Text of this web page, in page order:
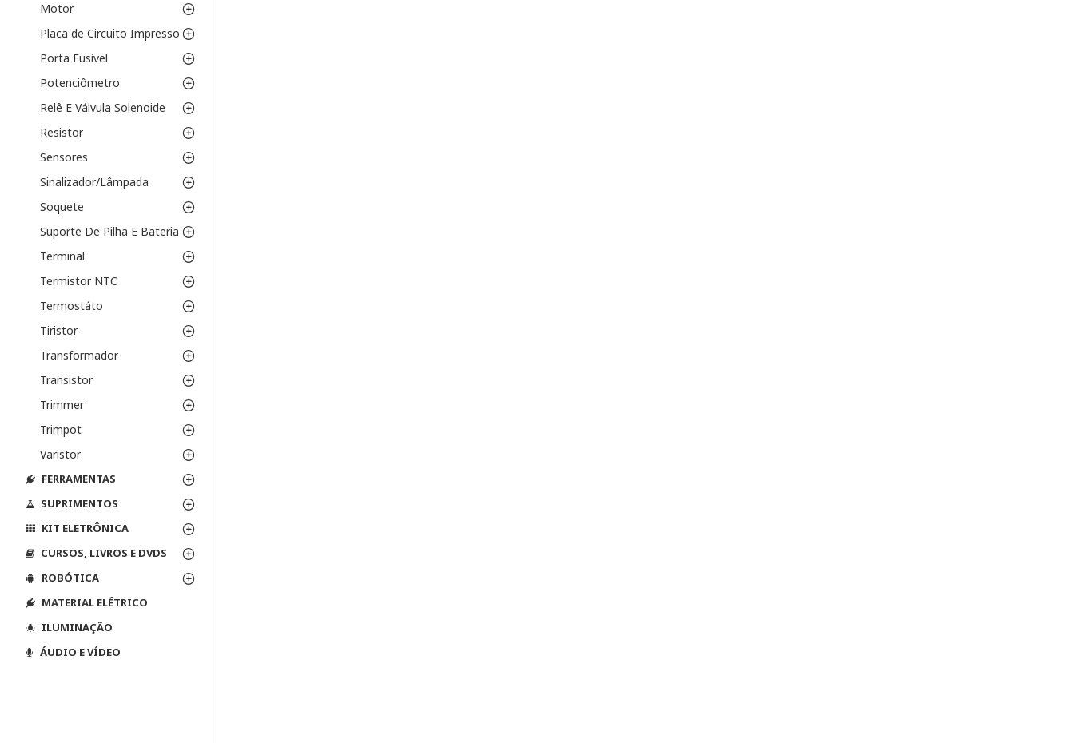
Motor
Placa de Circuito Impresso
Porta Fusível
Potenciômetro
Relê E Válvula Solenoide
Resistor
Sensores
Sinalizador/Lâmpada
Soquete
Suporte De Pilha E Bateria
Terminal
Termistor NTC
Termostáto
Tiristor
Transformador
Transistor
Trimmer
Trimpot
Varistor
FERRAMENTAS
SUPRIMENTOS
KIT ELETRÔNICA
CURSOS, LIVROS E DVDS
ROBÓTICA
MATERIAL ELÉTRICO
ILUMINAÇÃO
ÁUDIO E VÍDEO